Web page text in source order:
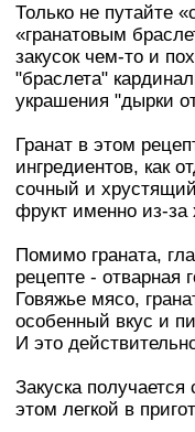
Только не путайте
«гранатовым
закусок чем-то и
"браслета"
украшения "дырки
Гранат в этом
ингредиентов, как
сочный и
фрукт именно из-за
Помимо граната,
рецепте - отварная
Говяжье мясо,
особенный вкус и
И это
Закуска
этом легкой в